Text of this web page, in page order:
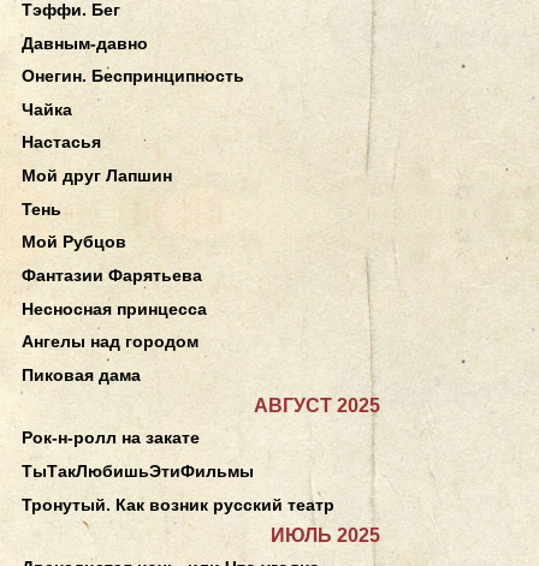
Тэффи. Бег
Давным-давно
Онегин. Беспринципность
Чайка
Настасья
Мой друг Лапшин
Тень
Мой Рубцов
Фантазии Фарятьева
Несносная принцесса
Ангелы над городом
Пиковая дама
АВГУСТ 2025
Рок-н-ролл на закате
ТыТакЛюбишьЭтиФильмы
Тронутый. Как возник русский театр
ИЮЛЬ 2025